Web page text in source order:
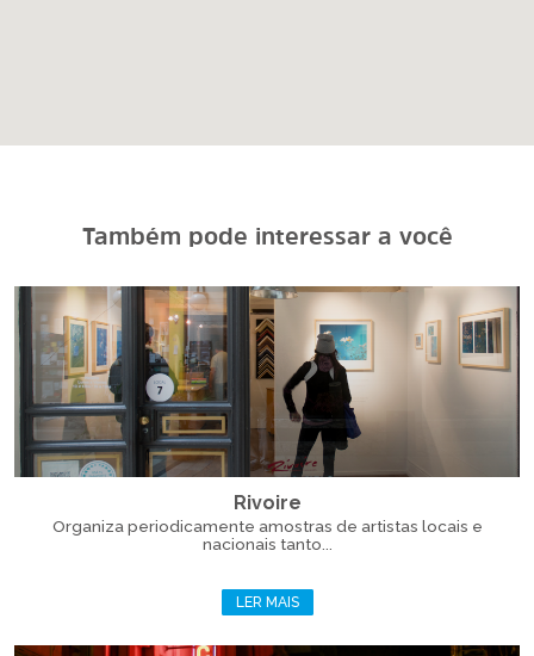
Também pode interessar a você
Rivoire
Organiza periodicamente amostras de artistas locais e
nacionais tanto...
LER MAIS